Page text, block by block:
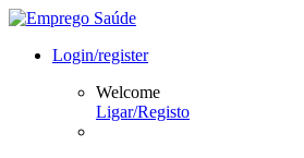
Login/register
Welcome
Ligar/Registo